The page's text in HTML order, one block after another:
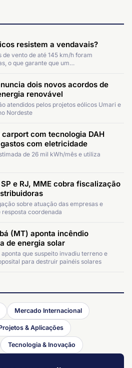
resistem a vendavais?
de vento de até 145 km/h foram
o que garante que um…
dois novos acordos de
renovável
atendidos pelos projetos eólicos Umari e
Nordeste
com tecnologia DAH
com eletricidade
de 26 mil kWh/mês e utiliza
e RJ, MME cobra fiscalização
sobre atuação das empresas e
coordenada
(MT) aponta incêndio
de energia solar
que suspeito invadiu terreno e
para destruir painéis solares
Mercado Internacional
& Aplicações
Tecnologia & Inovação